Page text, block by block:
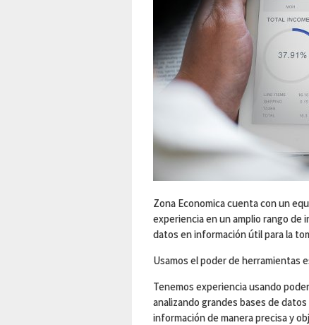
Zona Economica cuenta con un
experiencia en un amplio rango
datos en información útil para la
Usamos el poder de herramientas
Tenemos experiencia usando
analizando grandes bases de
información de manera precisa y